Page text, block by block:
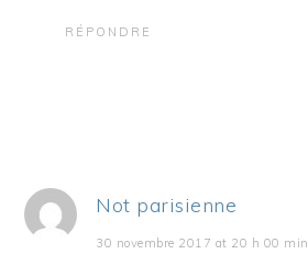
RÉPONDRE
Not parisienne
30 novembre 2017 at 20 h 00 min